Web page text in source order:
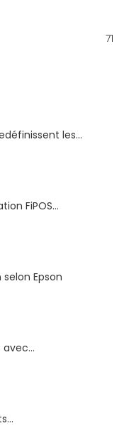
71
les...
FiPOS...
Epson